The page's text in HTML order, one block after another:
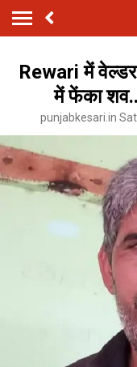
Rewari में वेल्डर
में फेंका
punjabkesari.in